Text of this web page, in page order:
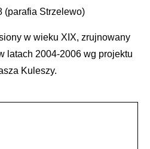
(parafia Strzelewo)
w wieku XIX, zrujnowany
latach 2004-2006 wg projektu
Kuleszy.